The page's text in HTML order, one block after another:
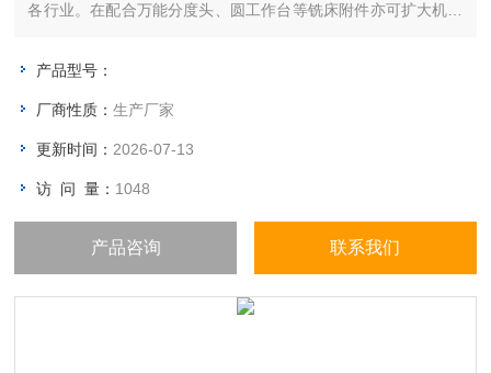
各行业。在配合万能分度头、圆工作台等铣床附件亦可扩大机床
产品型号：
厂商性质：生产厂家
更新时间： 2026-07-13
访 问 量： 1048
产品咨询 联系我们